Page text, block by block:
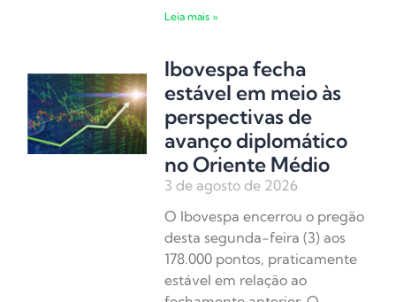
Leia mais »
Ibovespa fecha
estável em meio às
perspectivas de
avanço diplomático
no Oriente Médio
3 de agosto de 2026
O Ibovespa encerrou o pregão
desta segunda-feira (3) aos
178.000 pontos, praticamente
estável em relação ao